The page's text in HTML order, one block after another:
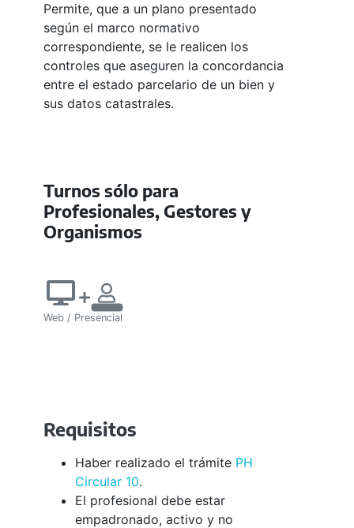
Permite, que a un plano presentado
según el marco normativo
correspondiente, se le realicen los
controles que aseguren la concordancia
entre el estado parcelario de un bien y
sus datos catastrales.
Turnos sólo para
Profesionales, Gestores y
Organismos
Web / Presencial
Requisitos
Haber realizado el trámite PH
Circular 10.
El profesional debe estar
empadronado, activo y no